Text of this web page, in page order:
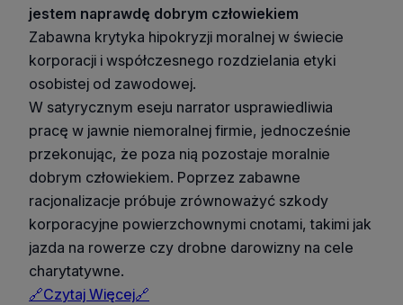
jestem naprawdę dobrym człowiekiem
Zabawna krytyka hipokryzji moralnej w świecie
korporacji i współczesnego rozdzielania etyki
osobistej od zawodowej.
W satyrycznym eseju narrator usprawiedliwia
pracę w jawnie niemoralnej firmie, jednocześnie
przekonując, że poza nią pozostaje moralnie
dobrym człowiekiem. Poprzez zabawne
racjonalizacje próbuje zrównoważyć szkody
korporacyjne powierzchownymi cnotami, takimi jak
jazda na rowerze czy drobne darowizny na cele
charytatywne.
🔗Czytaj Więcej🔗